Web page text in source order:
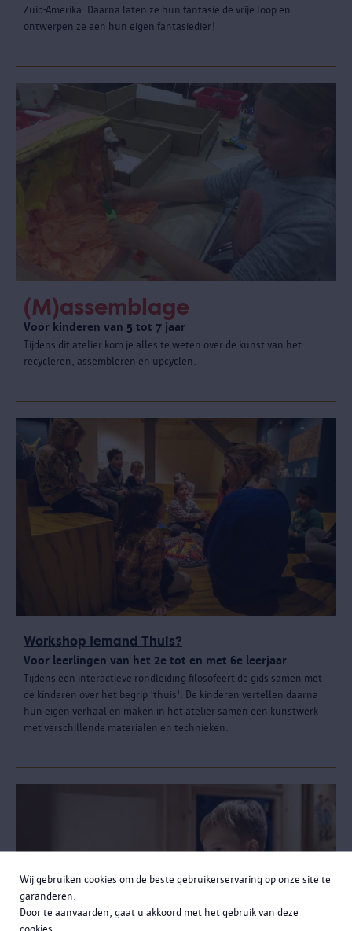
Wij gebruiken cookies om de beste gebruikerservaring op onze site te
garanderen.
Door te aanvaarden, gaat u akkoord met het gebruik van deze
cookies.
Zuid-Amerika. Daarna laten ze hun fantasie de vrije loop en
ontwerpen ze een hun eigen fantasiedier!
(M)assemblage
Voor kinderen van 5 tot 7 jaar
Tijdens dit atelier kom je alles te weten over de kunst van het
recycleren, assembleren en upcyclen.
Workshop Iemand Thuis?
Voor leerlingen van het 2e tot en met 6e leerjaar
Tijdens een interactieve rondleiding filosofeert de gids samen met
de kinderen over het begrip 'thuis'. De kinderen vertellen daarna
hun eigen verhaal en maken in het atelier samen een kunstwerk
met verschillende materialen en technieken.